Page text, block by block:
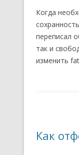
Когда
переписал
так и
изменить
Как